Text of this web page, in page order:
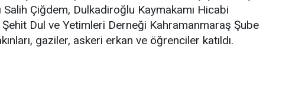
Çiğdem, Dulkadiroğlu Kaymakamı Hicabi
Dul ve Yetimleri Derneği Kahramanmaraş Şube
gaziler, askeri erkan ve öğrenciler katıldı.